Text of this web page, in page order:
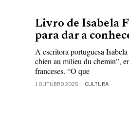
Livro de Isabela
para dar a
A escritora portuguesa
chien au milieu du chemin”,
franceses. “O que
1 OUTUBRO, 2025 CULTURA